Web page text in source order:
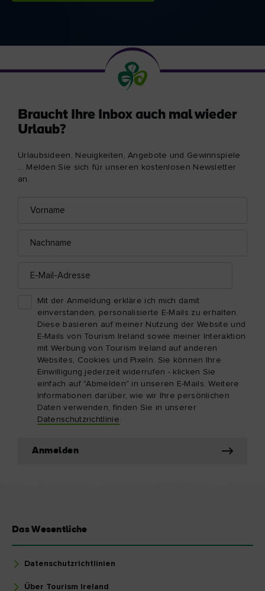
Braucht Ihre Inbox auch mal wieder
Urlaub?
Urlaubsideen, Neuigkeiten, Angebote und Gewinnspiele
... Melden Sie sich für unseren kostenlosen Newsletter
an.
Mail-
Mail-
Mit der Anmeldung erkläre ich mich damit
einverstanden, personalisierte E-Mails zu erhalten.
Diese basieren auf meiner Nutzung der Website und
E-Mails von Tourism Ireland sowie meiner Interaktion
mit Werbung von Tourism Ireland auf anderen
Websites, Cookies und Pixeln. Sie können Ihre
Einwilligung jederzeit widerrufen - klicken Sie
einfach auf "Abmelden" in unseren E-Mails. Weitere
Informationen darüber, wie wir Ihre persönlichen
Daten verwenden, finden Sie in unserer
Datenschutzrichtlinie.
Anmelden
Das Wesentliche
Datenschutzrichtlinien
Über Tourism Ireland